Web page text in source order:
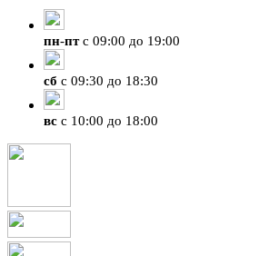
пн-птс 09:00 до 19:00
сб с 09:30 до 18:30
вс с 10:00 до 18:00